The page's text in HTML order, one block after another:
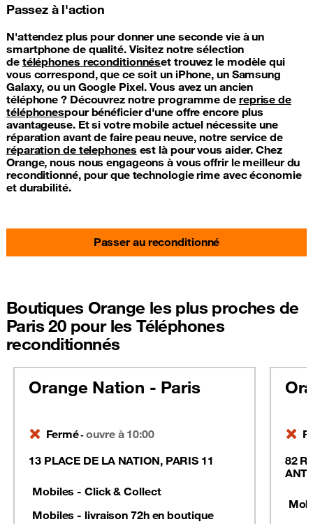
Passez à l'action
N'attendez plus pour donner une seconde vie à un
smartphone de qualité. Visitez notre sélection
de téléphones reconditionnéset trouvez le modèle qui
vous correspond, que ce soit un iPhone, un Samsung
Galaxy, ou un Google Pixel. Vous avez un ancien
téléphone ? Découvrez notre programme de reprise de
téléphonespour bénéficier d'une offre encore plus
avantageuse. Et si votre mobile actuel nécessite une
réparation avant de faire peau neuve, notre service de
réparation de telephones est là pour vous aider. Chez
Orange, nous nous engageons à vous offrir le meilleur du
reconditionné, pour que technologie rime avec économie
et durabilité.
Passer au reconditionné
Boutiques Orange les plus proches de
Paris 20 pour les Téléphones
reconditionnés
Orange Nation - Paris
Fermé-ouvre à 10:00
13 PLACE DE LA NATION, PARIS 11
Mobiles - Click & Collect
Mobiles - livraison 72h en boutique
82